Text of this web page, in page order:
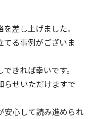
差し上げました。
る事例がございま
きれば幸いです。
らせいただけますで
安心して読み進められ